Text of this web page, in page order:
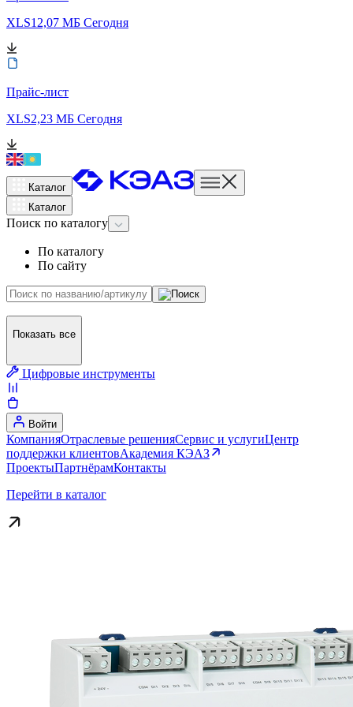
XLS12,07 МБ Сегодня
Прайс-лист
XLS2,23 МБ Сегодня
Каталог
Каталог
Поиск по каталогу
По каталогу
По сайту
Показать все
Цифровые инструменты
Войти
КомпанияОтраслевые решенияСервис и услугиЦентр
поддержки клиентовАкадемия КЭАЗ
ПроектыПартнёрамКонтакты
Перейти в каталог